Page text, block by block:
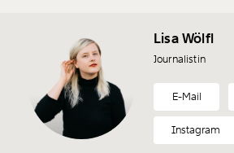
Lisa Wölfl
Journalistin
E-Mail
Instagram